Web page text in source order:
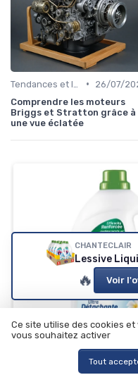
•
26/07/
Comprendre les moteurs
Briggs et Stratton grâce à
une vue éclatée
⭐ TRÈS BIEN NOTÉ
CHANTECLAIR
Lessive
🔥 Voir
Ce site utilise des cookies
vous souhaitez activer
Tout